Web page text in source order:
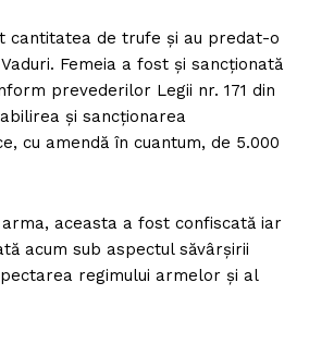
cantitatea de trufe şi au predat-o
Femeia a fost şi sancţionată
prevederilor Legii nr. 171 din
şi sancţionarea
cu amendă în cuantum, de 5.000
aceasta a fost confiscată iar
acum sub aspectul săvârşirii
regimului armelor şi al